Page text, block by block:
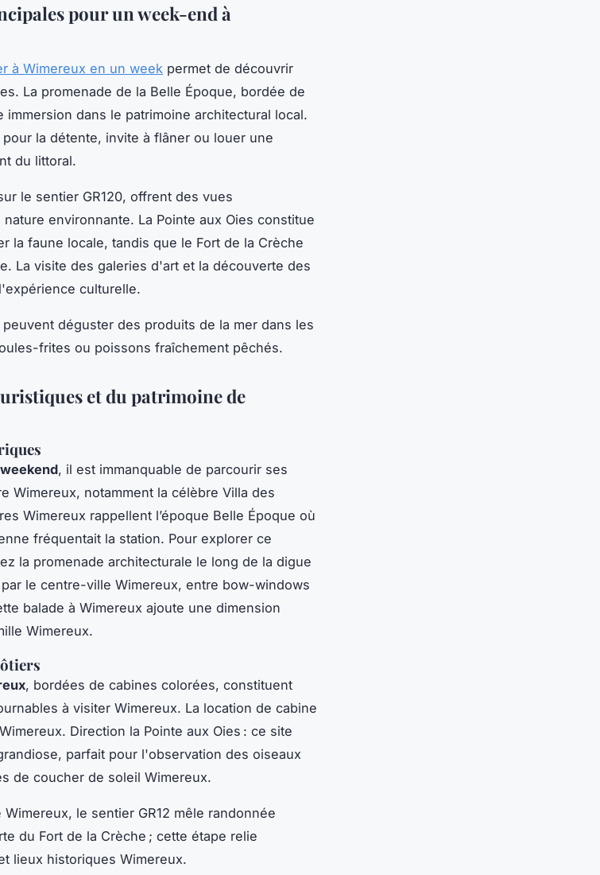
pour un week-end à
à Wimereux en un week permet de découvrir
La promenade de la Belle Époque, bordée de
dans le patrimoine architectural local.
la détente, invite à flâner ou louer une
du littoral.
le sentier GR120, offrent des vues
environnante. La Pointe aux Oies constitue
la faune locale, tandis que le Fort de la Crèche
La visite des galeries d'art et la découverte des
culturelle.
déguster des produits de la mer dans les
frites ou poissons fraîchement pêchés.
et du patrimoine de
, il est immanquable de parcourir ses
Wimereux, notamment la célèbre Villa des
Wimereux rappellent l’époque Belle Époque où
fréquentait la station. Pour explorer ce
la promenade architecturale le long de la digue
le centre-ville Wimereux, entre bow-windows
balade à Wimereux ajoute une dimension
Wimereux.
, bordées de cabines colorées, constituent
à visiter Wimereux. La location de cabine
Direction la Pointe aux Oies : ce site
parfait pour l'observation des oiseaux
de coucher de soleil Wimereux.
le sentier GR12 mêle randonnée
du Fort de la Crèche ; cette étape relie
lieux historiques Wimereux.